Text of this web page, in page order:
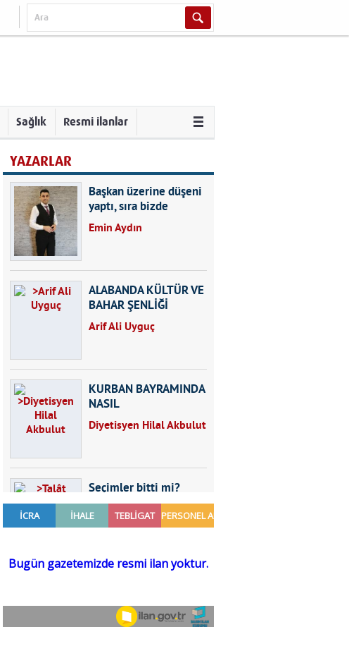
Sağlık Resmi ilanlar
YAZARLAR
Başkan üzerine düşeni
yaptı, sıra bizde
Emin Aydın
ALABANDA KÜLTÜR VE
BAHAR ŞENLİĞİ
Arif Ali Uyguç
KURBAN BAYRAMINDA
NASIL
BESLENMELİYİZ?
Diyetisyen Hilal Akbulut
Seçimler bitti mi?
Talât Yörük
Sezgin MADRAN